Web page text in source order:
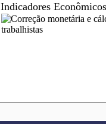
Indicadores